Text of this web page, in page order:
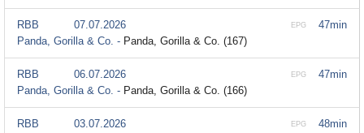
47min
EPG
RBB
07.07.2026
Panda, Gorilla & Co. - Panda, Gorilla & Co. (167)
47min
EPG
RBB
06.07.2026
Panda, Gorilla & Co. - Panda, Gorilla & Co. (166)
48min
EPG
RBB
03.07.2026